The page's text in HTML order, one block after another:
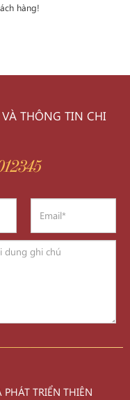
hàng!
THÔNG TIN CHI
TRIỂN THIÊN